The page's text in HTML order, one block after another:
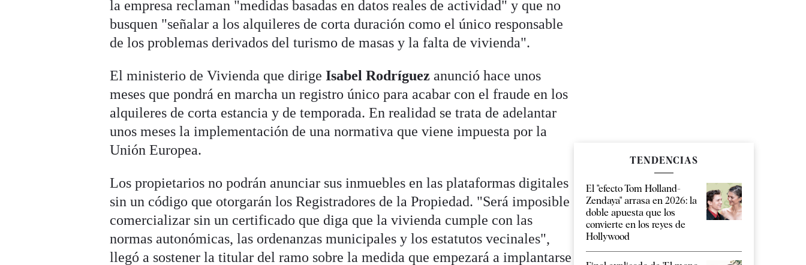
la empresa reclaman "medidas basadas en datos reales de actividad" y que no
busquen "señalar a los alquileres de corta duración como el único responsable
de los problemas derivados del turismo de masas y la falta de vivienda".
El ministerio de Vivienda que dirige Isabel Rodríguez anunció hace unos
meses que pondrá en marcha un registro único para acabar con el fraude en los
alquileres de corta estancia y de temporada. En realidad se trata de adelantar
unos meses la implementación de una normativa que viene impuesta por la
Unión Europea.
Los propietarios no podrán anunciar sus inmuebles en las plataformas digitales
sin un código que otorgarán los Registradores de la Propiedad. "Será imposible
comercializar sin un certificado que diga que la vivienda cumple con las
normas autonómicas, las ordenanzas municipales y los estatutos vecinales",
llegó a sostener la titular del ramo sobre la medida que empezará a implantarse
TENDENCIAS
El "efecto Tom Holland-
Zendaya" arrasa en 2026: la
doble apuesta que los
convierte en los reyes de
Hollywood